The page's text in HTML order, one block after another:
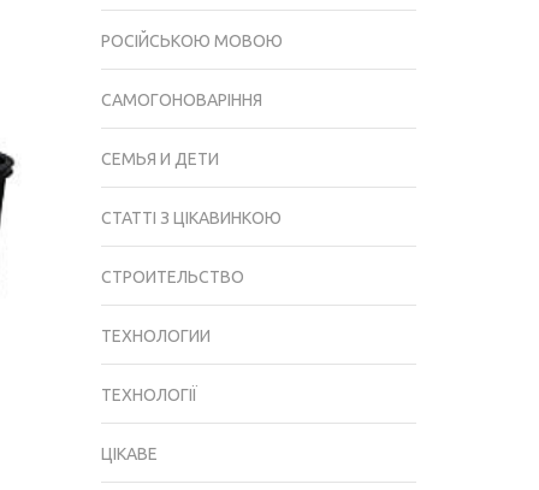
РОСІЙСЬКОЮ МОВОЮ
САМОГОНОВАРІННЯ
СЕМЬЯ И ДЕТИ
СТАТТІ З ЦІКАВИНКОЮ
СТРОИТЕЛЬСТВО
ТЕХНОЛОГИИ
ТЕХНОЛОГІЇ
ЦІКАВЕ